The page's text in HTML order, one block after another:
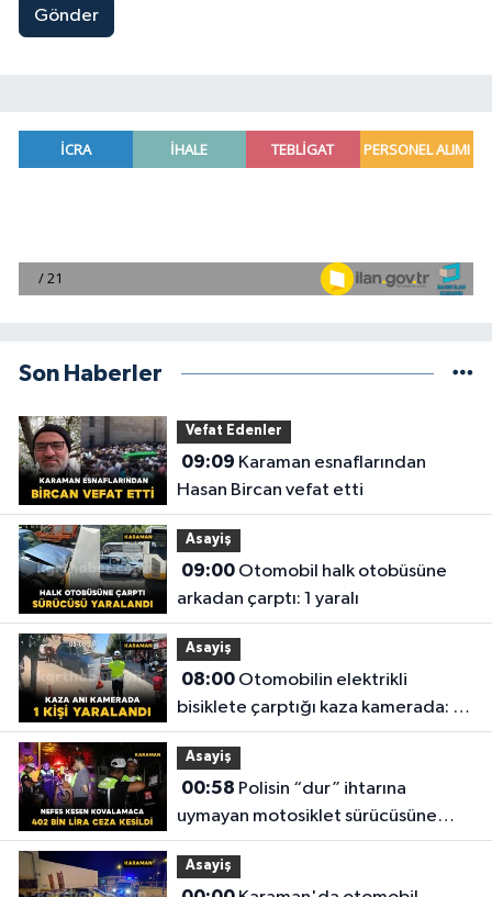
Gönder
Son Haberler
Vefat Edenler
09:09
Hasan Bircan vefat etti
Asayiş
09:00Otomobil halk otobüsüne
arkadan çarptı: 1 yaralı
Asayiş
08:00Otomobilin elektrikli
bisiklete çarptığı kaza kamerada: 1
yaralı
Asayiş
00:58
uymayan motosiklet sürücüsüne
402 bin lira ceza kesildi
Asayiş